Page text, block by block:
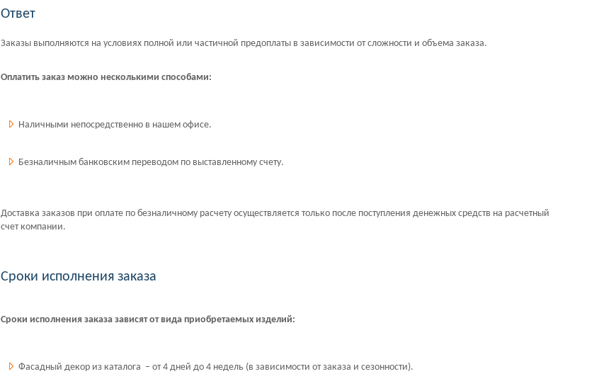
Ответ
Заказы выполняются на условиях полной или частичной предоплаты в зависимости от сложности и объема заказа.
Оплатить заказ можно несколькими способами:
Наличными непосредственно в нашем офисе.
Безналичным банковским переводом по выставленному счету.
Доставка заказов при оплате по безналичному расчету осуществляется только после поступления денежных средств на расчетный
счет компании.
Сроки исполнения заказа
Сроки исполнения заказа зависят от вида приобретаемых изделий:
Фасадный декор из каталога – от 4 дней до 4 недель (в зависимости от заказа и сезонности).